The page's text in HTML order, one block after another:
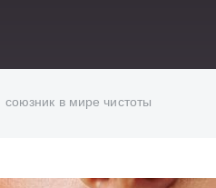
союзник в мире чистоты